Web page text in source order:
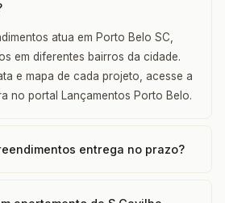
atua em Porto Belo SC,
em diferentes bairros da cidade.
e mapa de cada projeto, acesse a
no portal Lançamentos Porto Belo.
entrega no prazo?